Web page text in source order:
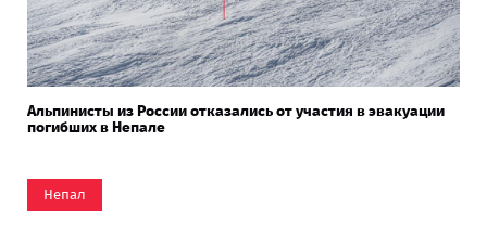
Альпинисты из России отказались от участия в эвакуации
погибших в Непале
Непал